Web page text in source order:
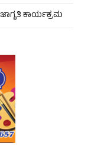
ಕಾರ್ಯಕ್ರಮ